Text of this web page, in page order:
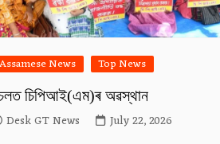
Assamese News Top News
চিপিআই(এম)ৰ অৱস্থান
Desk GT News July 22, 2026